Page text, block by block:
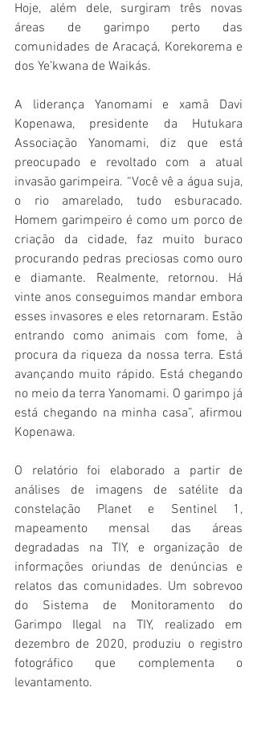
Hoje, além dele, surgiram três novas
áreas de garimpo perto das
comunidades de Aracaçá, Korekorema e
dos Ye’kwana de Waikás.
A liderança Yanomami e xamã Davi
Kopenawa, presidente da Hutukara
Associação Yanomami, diz que está
preocupado e revoltado com a atual
invasão garimpeira. “Você vê a água suja,
o rio amarelado, tudo esburacado.
Homem garimpeiro é como um porco de
criação da cidade, faz muito buraco
procurando pedras preciosas como ouro
e diamante. Realmente, retornou. Há
vinte anos conseguimos mandar embora
esses invasores e eles retornaram. Estão
entrando como animais com fome, à
procura da riqueza da nossa terra. Está
avançando muito rápido. Está chegando
no meio da terra Yanomami. O garimpo já
está chegando na minha casa”, afirmou
Kopenawa.
O relatório foi elaborado a partir de
análises de imagens de satélite da
constelação Planet e Sentinel 1,
mapeamento mensal das áreas
degradadas na TIY, e organização de
informações oriundas de denúncias e
relatos das comunidades. Um sobrevoo
do Sistema de Monitoramento do
Garimpo Ilegal na TIY, realizado em
dezembro de 2020, produziu o registro
fotográfico que complementa o
levantamento.